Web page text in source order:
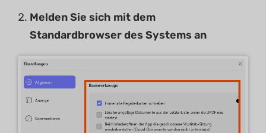
Melden Sie sich mit dem
Standardbrowser des Systems an